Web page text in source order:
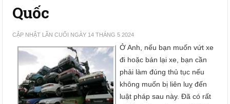
Quốc
CẬP NHẬT LẦN CUỐI NGÀY 14 THÁNG 5 2024
Ở Anh, nếu bạn muốn vứt xe
đi hoặc bán lại xe, bạn cần
phải làm đúng thủ tục nếu
không muốn bị liên luỵ đến
luật pháp sau này. Đã có rất